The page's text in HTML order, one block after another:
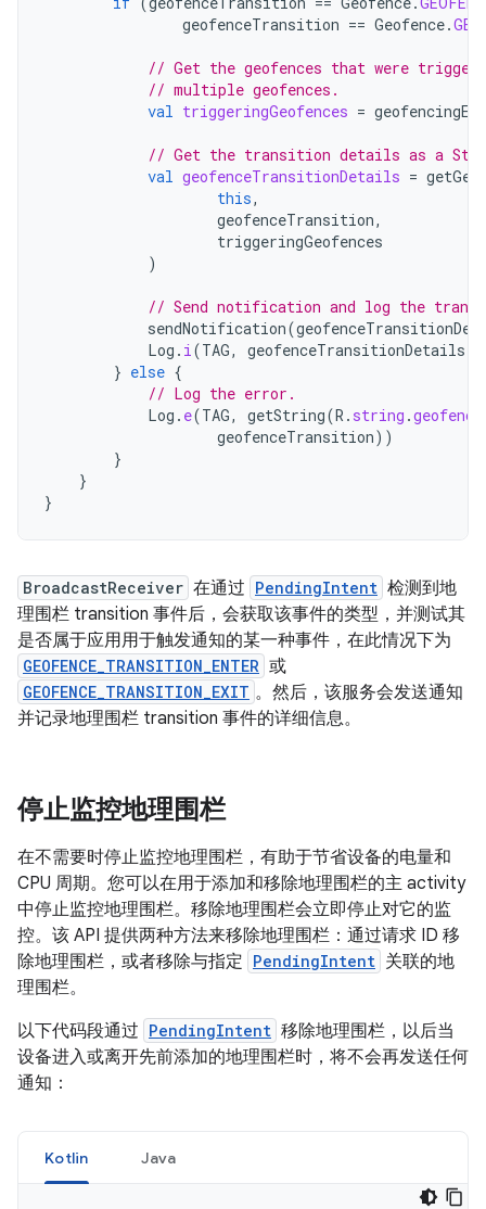
geofenceTransition == Geofence.
// Get the geofences that were
// multiple geofences.
val triggeringGeofences =
// Get the transition details as a
val geofenceTransitionDetails =
this,
geofenceTransition,
triggeringGeofences
)
// Send notification and log the
sendNotification(
Log . i(TAG, geofenceTransitionDetails
} else {
// Log the error.
Log . e(TAG, getString(R . string .
geofenceTransition))
}
}
}
BroadcastReceiver 在通过 PendingIntent 检测到地
理围栏 transition 事件后，会获取该事件的类型，并测试其
是否属于应用用于触发通知的某一种事件，在此情况下为
GEOFENCE_TRANSITION_ENTER 或
GEOFENCE_TRANSITION_EXIT 。然后，该服务会发送通知
并记录地理围栏 transition 事件的详细信息。
停止监控地理围栏
在不需要时停止监控地理围栏，有助于节省设备的电量和
CPU 周期。您可以在用于添加和移除地理围栏的主 activity
中停止监控地理围栏。移除地理围栏会立即停止对它的监
控。该 API 提供两种方法来移除地理围栏：通过请求 ID 移
除地理围栏，或者移除与指定 PendingIntent 关联的地
理围栏。
以下代码段通过 PendingIntent 移除地理围栏，以后当
设备进入或离开先前添加的地理围栏时，将不会再发送任何
通知：
Kotlin Java